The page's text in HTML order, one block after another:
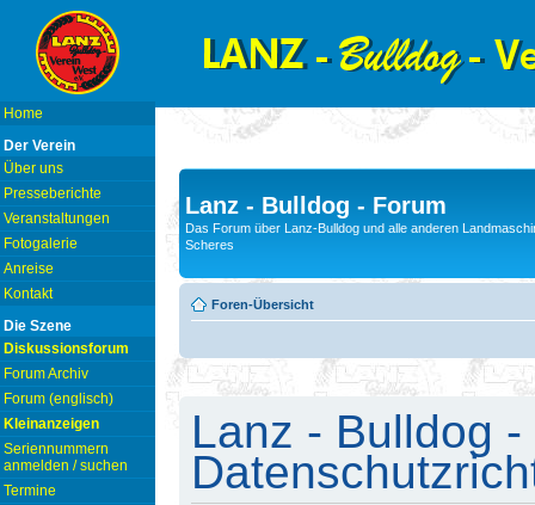
Home
Der Verein
Über uns
Presseberichte
Veranstaltungen
Fotogalerie
Anreise
Kontakt
Die Szene
Diskussionsforum
Forum Archiv
Forum (englisch)
Kleinanzeigen
Seriennummern
anmelden / suchen
Termine
Lanz - Bulldog - Forum
Das Forum über Lanz-Bulldog und alle anderen
Scheres
Foren-Übersicht
Lanz - Bulldog